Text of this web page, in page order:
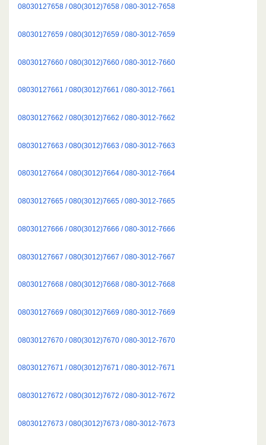
08030127658 / 080(3012)7658 / 080-3012-7658
08030127659 / 080(3012)7659 / 080-3012-7659
08030127660 / 080(3012)7660 / 080-3012-7660
08030127661 / 080(3012)7661 / 080-3012-7661
08030127662 / 080(3012)7662 / 080-3012-7662
08030127663 / 080(3012)7663 / 080-3012-7663
08030127664 / 080(3012)7664 / 080-3012-7664
08030127665 / 080(3012)7665 / 080-3012-7665
08030127666 / 080(3012)7666 / 080-3012-7666
08030127667 / 080(3012)7667 / 080-3012-7667
08030127668 / 080(3012)7668 / 080-3012-7668
08030127669 / 080(3012)7669 / 080-3012-7669
08030127670 / 080(3012)7670 / 080-3012-7670
08030127671 / 080(3012)7671 / 080-3012-7671
08030127672 / 080(3012)7672 / 080-3012-7672
08030127673 / 080(3012)7673 / 080-3012-7673